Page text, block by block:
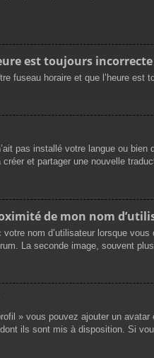
est toujours incorrecte
fuseau horaire et que l’heure
pas installé votre langue ou
et partager une nouvelle
de mon nom
nom d’utilisateur lorsque
La seconde image, souvent
» vous pouvez ajouter un
ils sont mis à disposition. Si